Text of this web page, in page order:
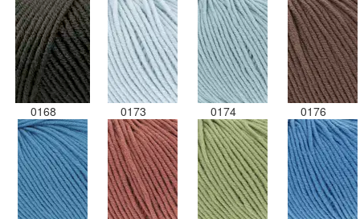
0168 0173 0174 0176